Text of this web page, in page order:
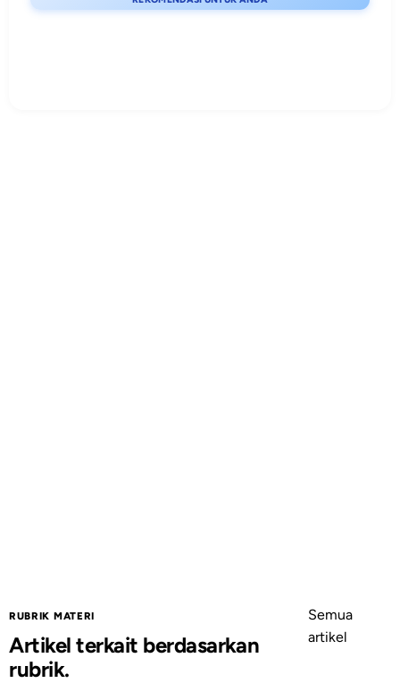
RUBRIK MATERI
Artikel terkait berdasarkan
rubrik.
Semua
artikel